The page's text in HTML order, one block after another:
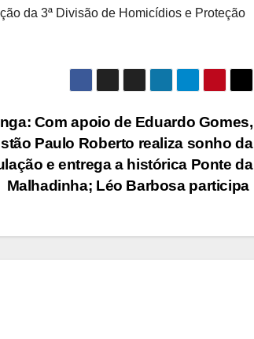
da 3ª Divisão de Homicídios e Proteção
Com apoio de Eduardo Gomes,
Paulo Roberto realiza sonho da
e entrega a histórica Ponte da
Malhadinha; Léo Barbosa participa